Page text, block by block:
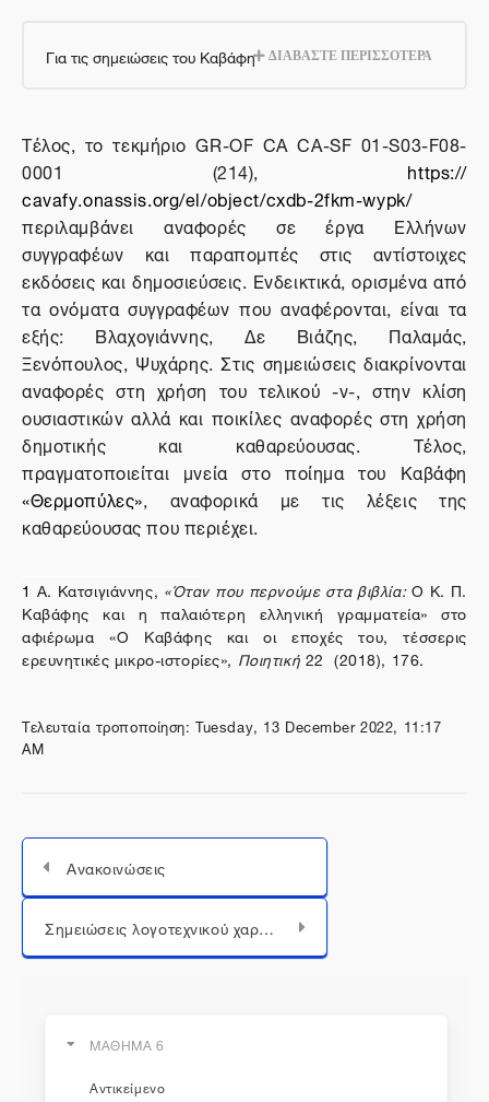
Για τις σημειώσεις του Καβάφη ΔΙΑΒΑΣΤΕ ΠΕΡΙΣΣΟΤΕΡΑ
Τέλος, το τεκμήριοGR-OF CA CA-SF 01-S03-F08-
0001 (214), https://
cavafy.onassis.org/el/object/cxdb-2fkm-wypk/
περιλαμβάνει αναφορές σε έργα Ελλήνων
συγγραφέων και παραπομπές στις αντίστοιχες
εκδόσεις και δημοσιεύσεις. Ενδεικτικά, ορισμένα από
τα ονόματα συγγραφέων που αναφέρονται, είναι τα
εξής: Βλαχογιάννης, Δε Βιάζης, Παλαμάς,
Ξενόπουλος, Ψυχάρης. Στις σημειώσεις διακρίνονται
αναφορές στη χρήση του τελικού -ν-, στην κλίση
ουσιαστικών αλλά και ποικίλες αναφορές στη χρήση
δημοτικής και καθαρεύουσας. Τέλος,
πραγματοποιείται μνεία στο ποίημα του Καβάφη
«Θερμοπύλες», αναφορικά με τις λέξεις της
καθαρεύουσας που περιέχει.
1 Α. Κατσιγιάννης, «Όταν που περνούμε στα βιβλία:Ο Κ. Π.
Καβάφης και η παλαιότερη ελληνική γραμματεία» στο
αφιέρωμα «Ο Καβάφης και οι εποχές του, τέσσερις
ερευνητικές μικρο-ιστορίες», Ποιητική22 (2018), 176.
Τελευταία τροποποίηση: Tuesday, 13 December 2022, 11:17
AM
Ανακοινώσεις
Μεταπήδηση σε...
Σημειώσεις λογοτεχνικού χαρακτήρα
ΜΑΘΗΜΑ 6
Αντικείμενο